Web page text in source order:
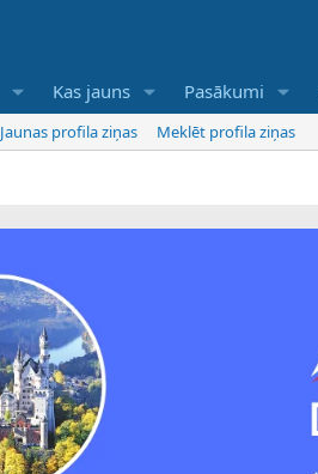
Kas jauns Pasākumi
Jaunas profila ziņas Meklēt profila ziņas